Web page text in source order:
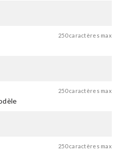
250 caractères max
250 caractères max
250 caractères max